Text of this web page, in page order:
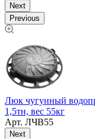
Next
Previous
Люк чугунный
1,5тн, вес 55кг
Арт. ЛЧВ55
Next